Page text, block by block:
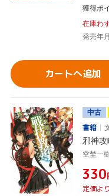
獲得ポ
在庫わ
発売年
カートへ追加
中古
書籍
邪神
空埜一
¥330
定価よ